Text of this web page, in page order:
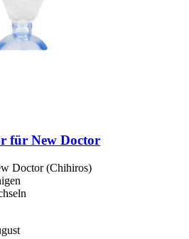
für New Doctor
Doctor (Chihiros)